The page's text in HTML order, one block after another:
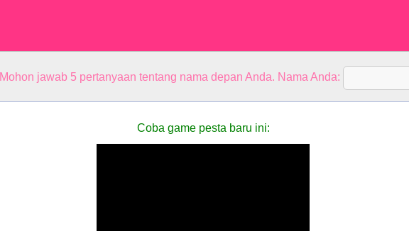
Mohon jawab 5 pertanyaan tentang nama depan Anda. Nama Anda:
Coba game pesta baru ini: